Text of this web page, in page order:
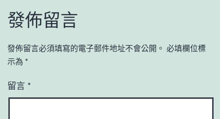
發佈留言
發佈留言必須填寫的電子郵件地址不會公開。 必填欄位標
示為 *
留言 *